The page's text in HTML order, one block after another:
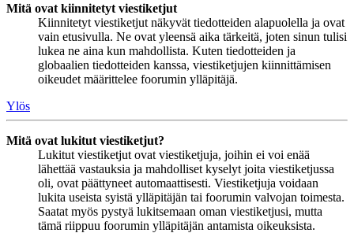
Mitä ovat kiinnitetyt viestiketjut
Kiinnitetyt viestiketjut näkyvät tiedotteiden alapuolella ja ovat
vain etusivulla. Ne ovat yleensä aika tärkeitä, joten sinun tulisi
lukea ne aina kun mahdollista. Kuten tiedotteiden ja
globaalien tiedotteiden kanssa, viestiketjujen kiinnittämisen
oikeudet määrittelee foorumin ylläpitäjä.
Ylös
Mitä ovat lukitut viestiketjut?
Lukitut viestiketjut ovat viestiketjuja, joihin ei voi enää
lähettää vastauksia ja mahdolliset kyselyt joita viestiketjussa
oli, ovat päättyneet automaattisesti. Viestiketjuja voidaan
lukita useista syistä ylläpitäjän tai foorumin valvojan toimesta.
Saatat myös pystyä lukitsemaan oman viestiketjusi, mutta
tämä riippuu foorumin ylläpitäjän antamista oikeuksista.